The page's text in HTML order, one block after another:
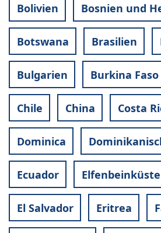
Bolivien Bosnien und
Botswana Brasilien
Bulgarien Burkina Faso
Chile China Costa
Dominica
Ecuador Elfenbeinküste
El Salvador Eritrea